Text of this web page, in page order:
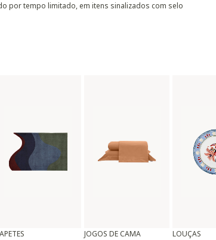
por tempo limitado, em itens sinalizados com selo
JOGOS DE CAMA LOUÇAS